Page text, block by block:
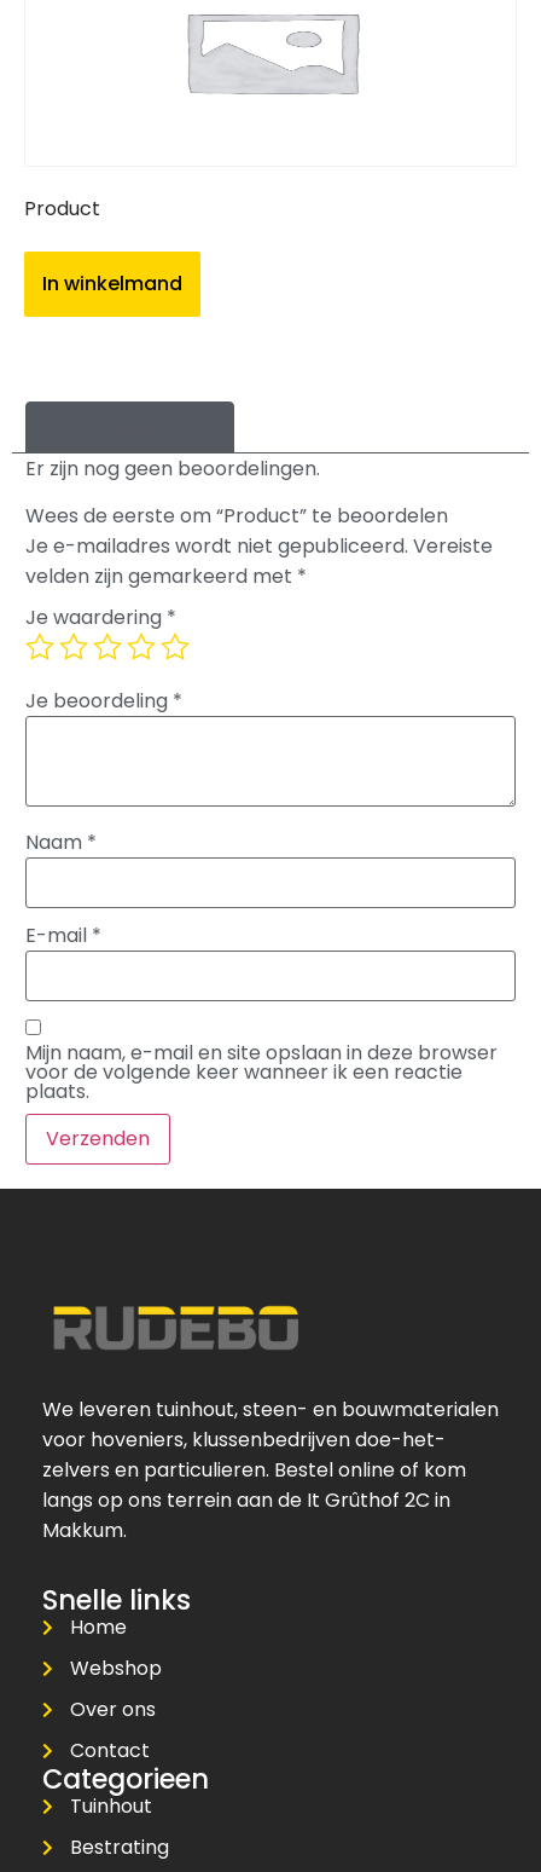
Product
In winkelmand
Er zijn nog geen beoordelingen.
Wees de eerste om “Product” te beoordelen
Je e-mailadres wordt niet gepubliceerd. Vereiste
velden zijn gemarkeerd met *
Je waardering *
Je beoordeling *
Naam *
E-mail *
Mijn naam, e-mail en site opslaan in deze browser
voor de volgende keer wanneer ik een reactie
plaats.
We leveren tuinhout, steen- en bouwmaterialen
voor hoveniers, klussenbedrijven doe-het-
zelvers en particulieren. Bestel online of kom
langs op ons terrein aan de It Grûthof 2C in
Makkum.
Snelle links
Home
Webshop
Over ons
Contact
Categorieen
Tuinhout
Bestrating